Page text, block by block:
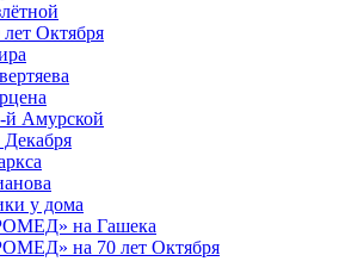
лет Октября
й Амурской
Декабря
у дома
на Гашека
на 70 лет Октября